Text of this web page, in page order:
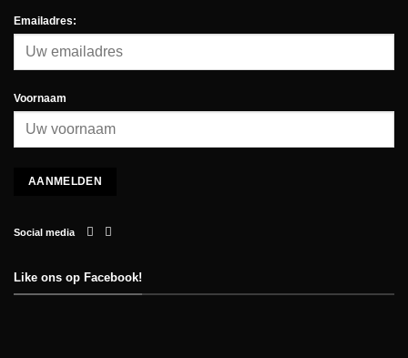
Emailadres:
Voornaam
Social media
Like ons op Facebook!